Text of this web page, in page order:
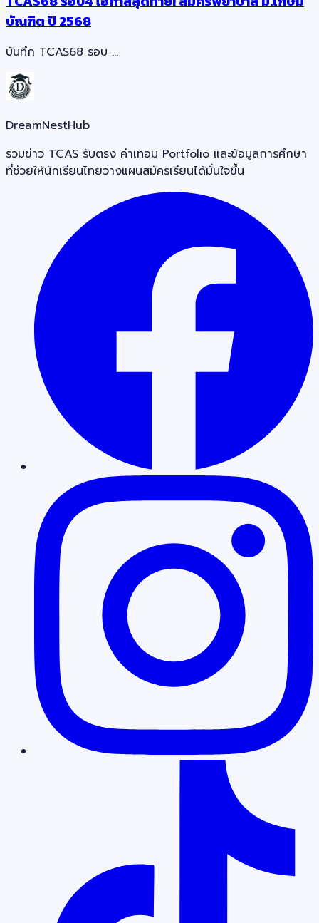
บัณฑิต ปี 2568
บันทึก TCAS68 รอบ …
DreamNestHub
รวมข่าว TCAS รับตรง ค่าเทอม Portfolio และข้อมูลการศึกษา
ที่ช่วยให้นักเรียนไทยวางแผนสมัครเรียนได้มั่นใจขึ้น